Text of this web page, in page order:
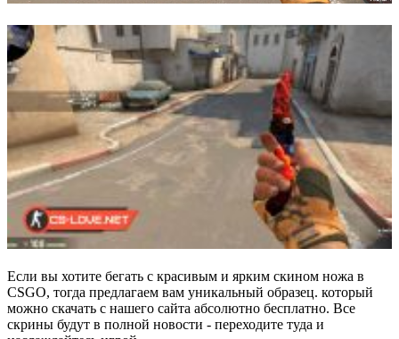
Если вы хотите бегать с красивым и ярким скином ножа в
CSGO, тогда предлагаем вам уникальный образец. который
можно скачать с нашего сайта абсолютно бесплатно. Все
скрины будут в полной новости - переходите туда и